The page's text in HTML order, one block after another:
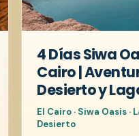
4 Días Siwa
Cairo |
Desierto y
El Cairo · Siwa Oasis ·
Desierto